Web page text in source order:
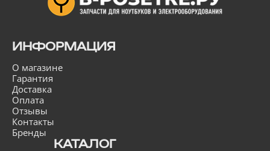
ИНФОРМАЦИЯ
О магазине
Гарантия
Доставка
Оплата
Отзывы
Контакты
Бренды
КАТАЛОГ